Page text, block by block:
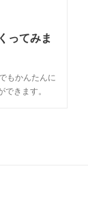
ってみま
もかんたんに
きます。